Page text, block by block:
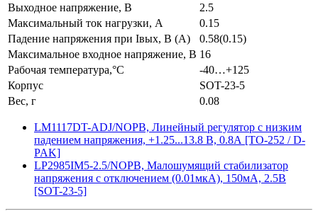
Выходное напряжение, В
2.5
Максимальный ток нагрузки, А
0.15
Падение напряжения при Iвых, В (А)
0.58(0.15)
Максимальное входное напряжение, В 16
Рабочая температура,°C
-40…+125
Корпус
SOT-23-5
Вес, г
0.08
LM1117DT-ADJ/NOPB, Линейный регулятор с низким
падением напряжения, +1.25...13.8 В, 0.8А [TO-252 / D-
PAK]
LP2985IM5-2.5/NOPB, Малошумящий стабилизатор
напряжения с отключением (0.01мкА), 150мА, 2.5В
[SOT-23-5]